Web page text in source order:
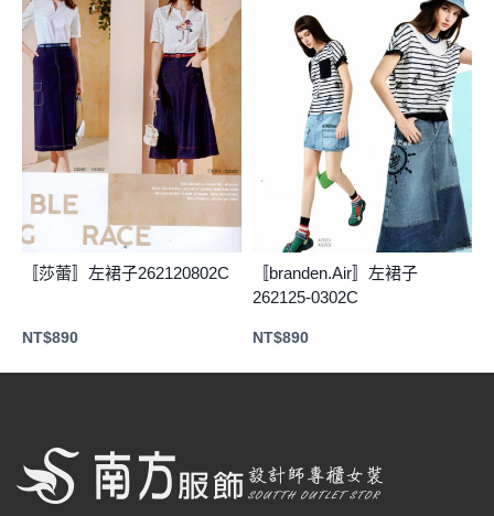
〚莎蕾〛左裙子262120802C
NT$890
〚branden.Air〛左裙子
262125-0302C
NT$890